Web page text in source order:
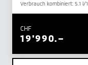
Verbrauch kombiniert: 5.1 l/
CHF
19'990.–